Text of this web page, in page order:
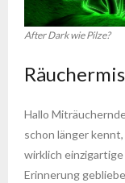
After Dark wie Pilze?
Hallo
schon länger
wirklich einzigartige
Erinnerung